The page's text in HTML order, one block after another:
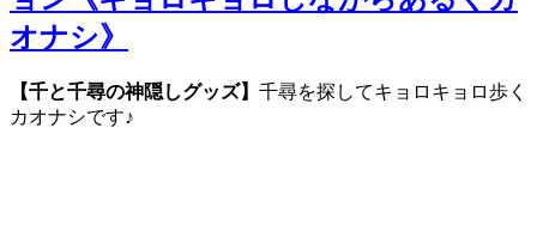
オナシ》
【千と千尋の神隠しグッズ】 千尋を探してキョロキョロ歩く
カオナシです♪